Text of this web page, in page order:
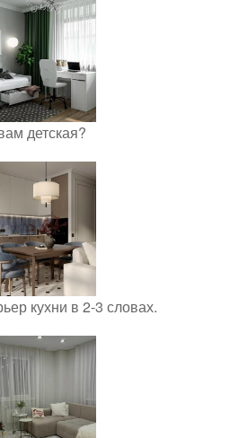
детская?
кухни в 2-3 словах.